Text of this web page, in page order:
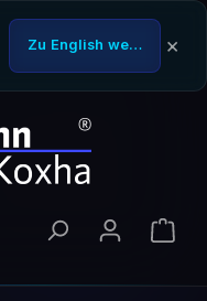
Zu English wechseln ×